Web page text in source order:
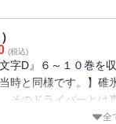
池谷だったが……!?
(税込)
文字D』６～１０巻を
時と同様です。】碓
そのドライバーとは
ックで落ち込んでいた
全